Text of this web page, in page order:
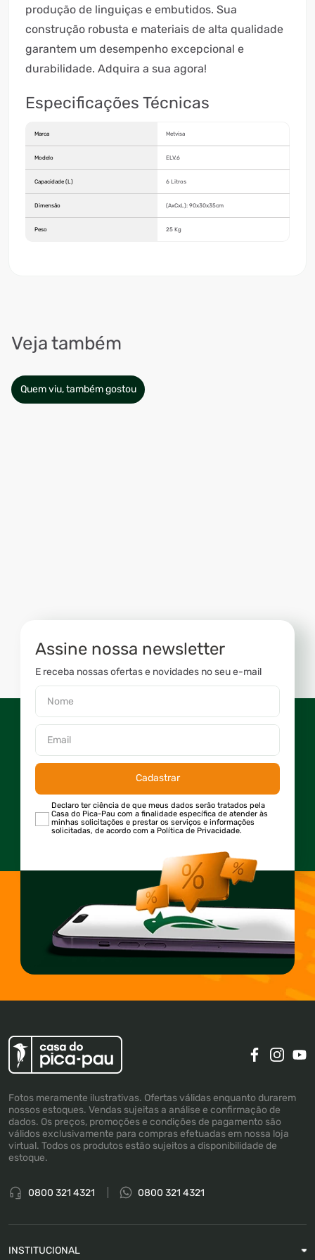
produção de linguiças e embutidos. Sua
construção robusta e materiais de alta qualidade
garantem um desempenho excepcional e
durabilidade. Adquira a sua agora!
Especificações Técnicas
Marca Metvisa
Modelo ELV.6
Capacidade (L) 6 Litros
Dimensão (AxCxL): 90x30x35cm
Peso 25 Kg
Veja também
Quem viu, também gostou
Assine nossa newsletter
E receba nossas ofertas e novidades no seu e-mail
Cadastrar
Declaro ter ciência de que meus dados serão tratados pela
Casa do Pica-Pau com a finalidade específica de atender às
minhas solicitações e prestar os serviços e informações
solicitadas, de acordo com a Política de Privacidade.
Fotos meramente ilustrativas. Ofertas válidas enquanto durarem
nossos estoques. Vendas sujeitas a análise e confirmação de
dados. Os preços, promoções e condições de pagamento são
válidos exclusivamente para compras efetuadas em nossa loja
virtual. Todos os produtos estão sujeitos a disponibilidade de
estoque.
0800 321 4321 0800 321 4321
INSTITUCIONAL